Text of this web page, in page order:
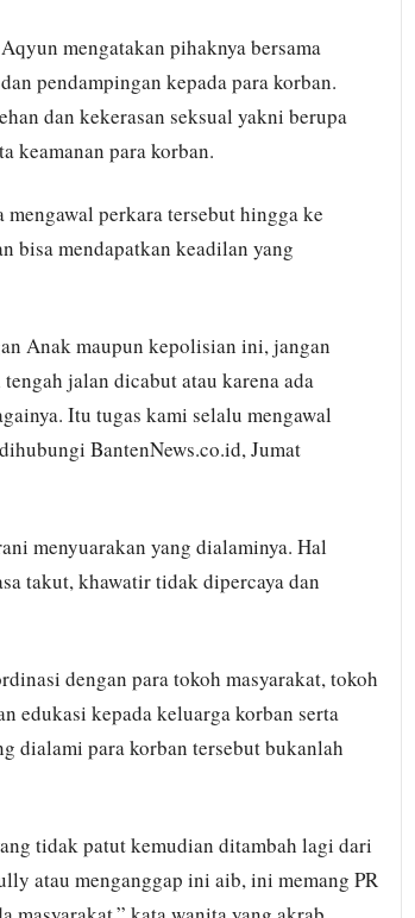
mengatakan pihaknya bersama
pendampingan kepada para korban.
dan kekerasan seksual yakni berupa
keamanan para korban.
perkara tersebut hingga ke
bisa mendapatkan keadilan yang
Anak maupun kepolisian ini, jangan
jalan dicabut atau karena ada
Itu tugas kami selalu mengawal
BantenNews.co.id, Jumat
menyuarakan yang dialaminya. Hal
takut, khawatir tidak dipercaya dan
dengan para tokoh masyarakat, tokoh
edukasi kepada keluarga korban serta
dialami para korban tersebut bukanlah
tidak patut kemudian ditambah lagi dari
atau menganggap ini aib, ini memang PR